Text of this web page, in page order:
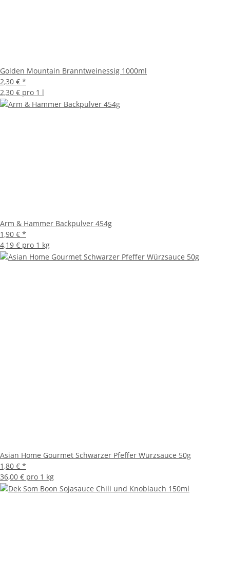
Golden Mountain Branntweinessig 1000ml
2,30 € *
2,30 € pro 1 l
Arm & Hammer Backpulver 454g
1,90 € *
4,19 € pro 1 kg
Asian Home Gourmet Schwarzer Pfeffer Würzsauce 50g
1,80 € *
36,00 € pro 1 kg